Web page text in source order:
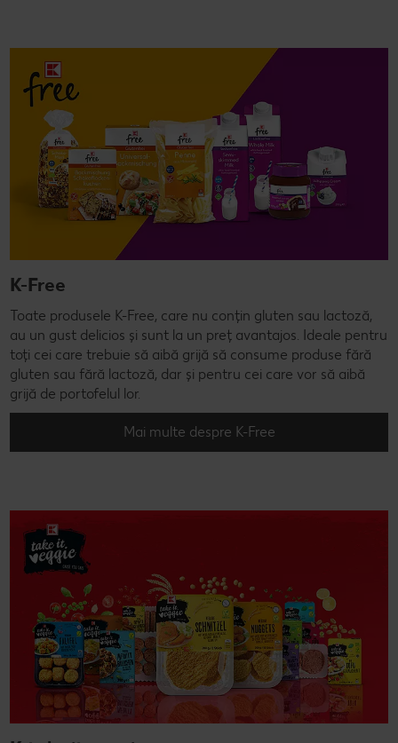
K-Free
Toate produsele K-Free, care nu conțin gluten sau lactoză,
au un gust delicios și sunt la un preț avantajos. Ideale pentru
toți cei care trebuie să aibă grijă să consume produse fără
gluten sau fără lactoză, dar și pentru cei care vor să aibă
grijă de portofelul lor.
Mai multe despre K-Free